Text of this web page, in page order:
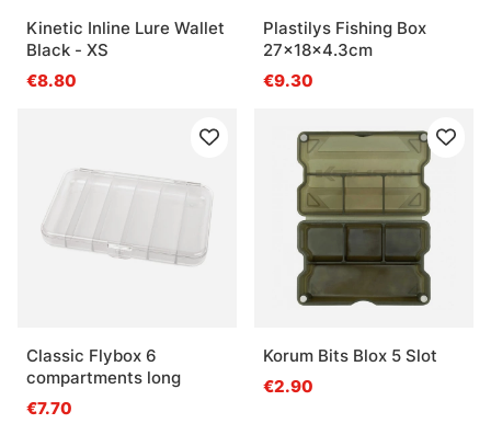
Kinetic Inline Lure Wallet
Black - XS
€8.80
Plastilys Fishing Box
27x18x4.3cm
€9.30
Classic Flybox 6
compartments long
€7.70
Korum Bits Blox 5 Slot
€2.90